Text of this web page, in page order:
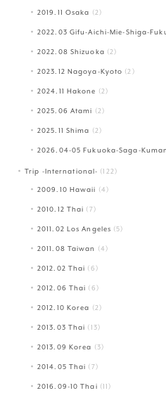
2019.11 Osaka (2)
2022.03 Gifu-Aichi-Mie-Shiga-
2022.08 Shizuoka (2)
2023.12 Nagoya-Kyoto (2)
2024.11 Hakone (2)
2025.06 Atami (2)
2025.11 Shima (2)
2026.04-05 Fukuoka-Saga-
Trip -International- (122)
2009.10 Hawaii (4)
2010.12 Thai (7)
2011.02 Los Angeles (5)
2011.08 Taiwan (4)
2012.02 Thai (6)
2012.06 Thai (6)
2012.10 Korea (2)
2013.03 Thai (13)
2013.09 Korea (3)
2014.05 Thai (7)
2016.09-10 Thai (11)